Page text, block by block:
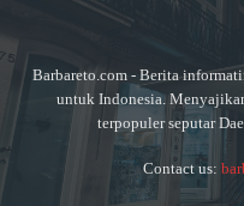
Barbareto.com - Berita
untuk Indonesia.
terpopuler seputar
Contact us: